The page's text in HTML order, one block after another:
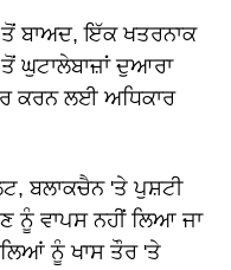
ਬਾਅਦ, ਇੱਕ ਖਤਰਨਾਕ
ਘੁਟਾਲੇਬਾਜ਼ਾਂ ਦੁਆਰਾ
ਕਰਨ ਲਈ ਅਧਿਕਾਰ
ਬਲਾਕਚੈਨ 'ਤੇ ਪੁਸ਼ਟੀ
ਨੂੰ ਵਾਪਸ ਨਹੀਂ ਲਿਆ ਜਾ
ਨੂੰ ਖਾਸ ਤੌਰ 'ਤੇ